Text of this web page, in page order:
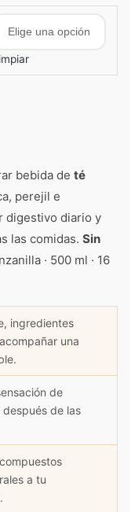
bebida deté
perejil e
digestivo diario y
las comidas.Sin
· 500 ml · 16
ingredientes
una
de
de las
a tu